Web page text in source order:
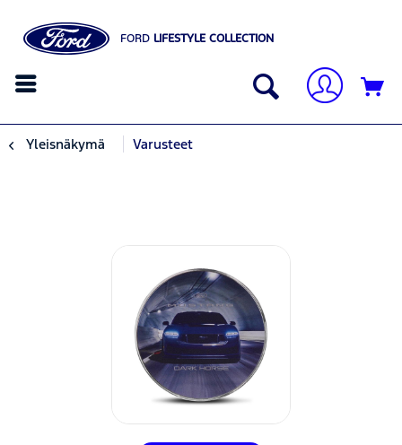
FORD LIFESTYLE COLLECTION
Yleisnäkymä Varusteet